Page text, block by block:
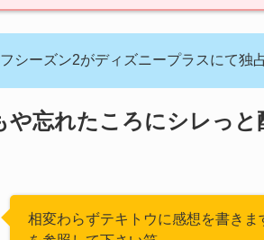
シーズン2がディズニープラスにて独占
や忘れたころにシレっ
相変わらずテキトウに感想を書き